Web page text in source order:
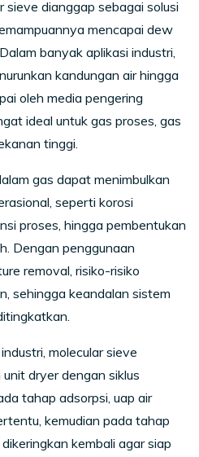
sieve dianggap sebagai solusi
mencapai dew
banyak aplikasi industri,
kandungan air hingga
oleh media pengering
ideal untuk gas proses, gas
tinggi.
gas dapat menimbulkan
seperti korosi
proses, hingga pembentukan
Dengan penggunaan
removal, risiko-risiko
sehingga keandalan sistem
molecular sieve
dryer dengan siklus
tahap adsorpsi, uap air
kemudian pada tahap
kembali agar siap